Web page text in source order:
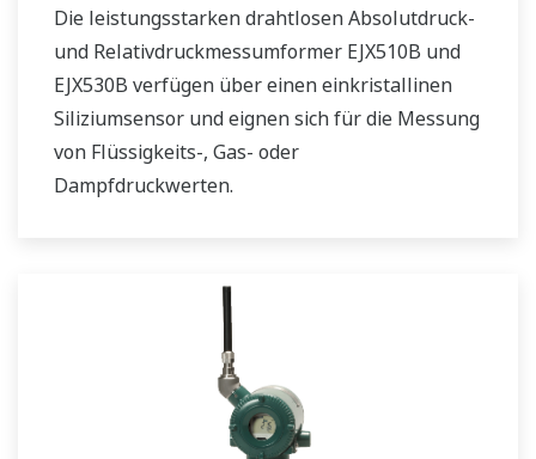
Die leistungsstarken drahtlosen Absolutdruck-
und Relativdruckmessumformer EJX510B und
EJX530B verfügen über einen einkristallinen
Siliziumsensor und eignen sich für die Messung
von Flüssigkeits-, Gas- oder
Dampfdruckwerten.